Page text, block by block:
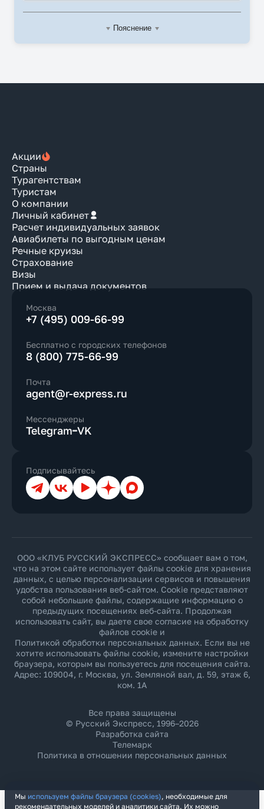
Пояснение
Акции
Страны
Турагентствам
Туристам
О компании
Личный кабинет
Расчет индивидуальных заявок
Авиабилеты по выгодным ценам
Речные круизы
Страхование
Визы
Прием и выдача документов
Москва
+7 (495) 009-66-99
Бесплатно с городских телефонов
8 (800) 775-66-99
Почта
agent@r-express.ru
Мессенджеры
Telegram VK
Подписывайтесь
ТелеграмВКонтакте
YouTubeДзен Max
ООО «КЛУБ РУССКИЙ ЭКСПРЕСС» сообщает вам о том,
что на этом сайте использует файлы cookie для хранения
данных, с целью персонализации сервисов и повышения
удобства пользования веб-сайтом. Cookie представляют
собой небольшие файлы, содержащие информацию о
предыдущих посещениях веб-сайта. Продолжая
использовать сайт, вы даете свое согласие на обработку
файлов cookie и
Политикой обработки персональных данных. Если вы не
хотите использовать файлы cookie, измените настройки
браузера, которым вы пользуетесь для посещения сайта.
Адрес: 109004, г. Москва, ул. Земляной вал, д. 59, этаж 6,
ком. 1А
Все права защищены
© Русский Экспресс, 1996–2026
Разработка сайта
Телемарк
Политика в отношении персональных данных
Мы используем файлы браузера (cookies), необходимые для
рекомендательных моделей и аналитики сайта. Их можно